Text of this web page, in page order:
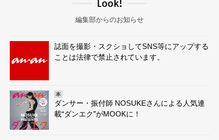
Look!
編集部からのお知らせ
誌面を撮影・スクショしてSNS等にアップする
ことは法律で禁止されています。
本
ダンサー・振付師 NOSUKEさんによる人気連
載“ダンエク”がMOOKに！